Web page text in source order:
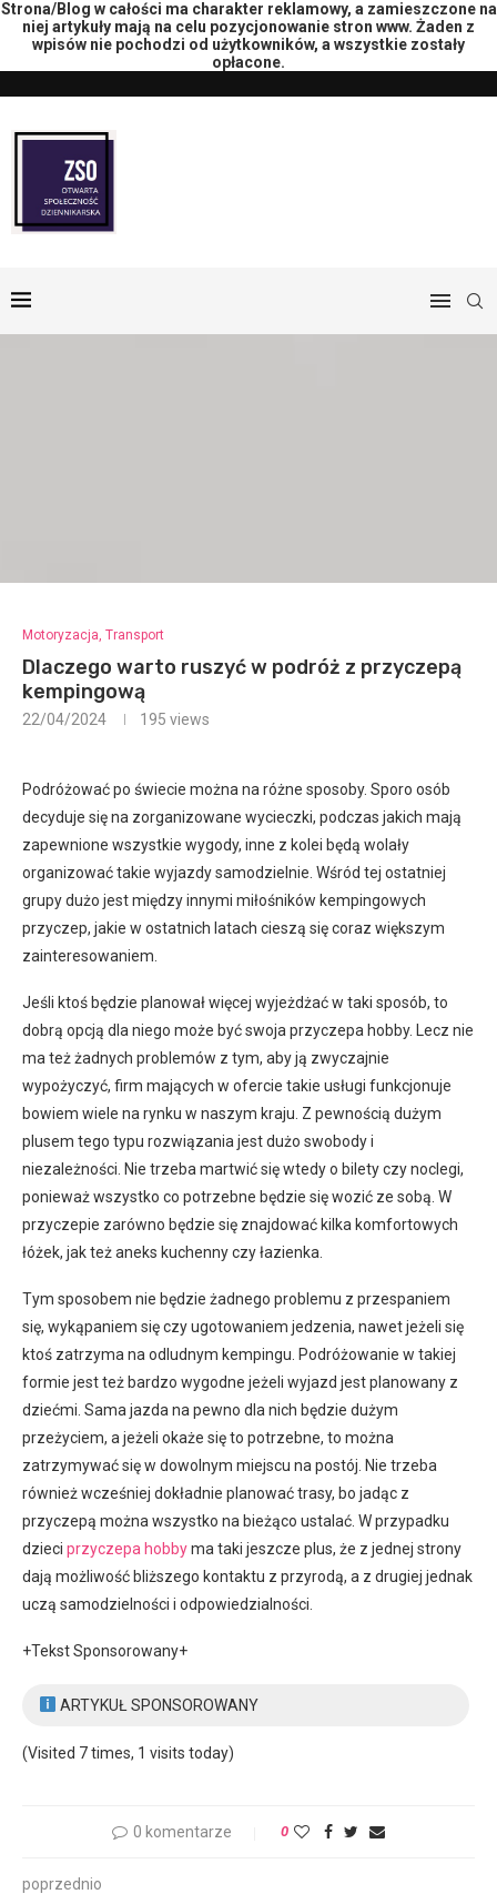
Strona/Blog w całości ma charakter reklamowy, a zamieszczone na
niej artykuły mają na celu pozycjonowanie stron www. Żaden z
wpisów nie pochodzi od użytkowników, a wszystkie zostały
opłacone.
Motoryzacja, Transport
Dlaczego warto ruszyć w podróż z przyczepą
kempingową
22/04/2024 195 views
Podróżować po świecie można na różne sposoby. Sporo osób
decyduje się na zorganizowane wycieczki, podczas jakich mają
zapewnione wszystkie wygody, inne z kolei będą wolały
organizować takie wyjazdy samodzielnie. Wśród tej ostatniej
grupy dużo jest między innymi miłośników kempingowych
przyczep, jakie w ostatnich latach cieszą się coraz większym
zainteresowaniem.
Jeśli ktoś będzie planował więcej wyjeżdżać w taki sposób, to
dobrą opcją dla niego może być swoja przyczepa hobby. Lecz nie
ma też żadnych problemów z tym, aby ją zwyczajnie
wypożyczyć, firm mających w ofercie takie usługi funkcjonuje
bowiem wiele na rynku w naszym kraju. Z pewnością dużym
plusem tego typu rozwiązania jest dużo swobody i
niezależności. Nie trzeba martwić się wtedy o bilety czy noclegi,
ponieważ wszystko co potrzebne będzie się wozić ze sobą. W
przyczepie zarówno będzie się znajdować kilka komfortowych
łóżek, jak też aneks kuchenny czy łazienka.
Tym sposobem nie będzie żadnego problemu z przespaniem
się, wykąpaniem się czy ugotowaniem jedzenia, nawet jeżeli się
ktoś zatrzyma na odludnym kempingu. Podróżowanie w takiej
formie jest też bardzo wygodne jeżeli wyjazd jest planowany z
dziećmi. Sama jazda na pewno dla nich będzie dużym
przeżyciem, a jeżeli okaże się to potrzebne, to można
zatrzymywać się w dowolnym miejscu na postój. Nie trzeba
również wcześniej dokładnie planować trasy, bo jadąc z
przyczepą można wszystko na bieżąco ustalać. W przypadku
dzieci przyczepa hobbyma taki jeszcze plus, że z jednej strony
dają możliwość bliższego kontaktu z przyrodą, a z drugiej jednak
uczą samodzielności i odpowiedzialności.
+Tekst Sponsorowany+
ARTYKUŁ SPONSOROWANY
(Visited 7 times, 1 visits today)
0 komentarze 0
poprzednio